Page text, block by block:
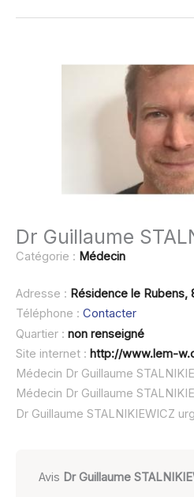
Dr Guillaume
Catégorie : Médecin
Adresse : Résidence le Rubens, 85 Rue
Téléphone : Contacter
Quartier : non renseigné
Site internet : http://www.lem-
Médecin Dr Guillaume
Avis Dr Guillaume